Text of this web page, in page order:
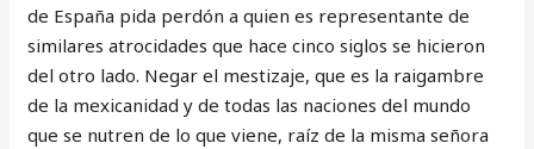
de España pida perdón a quien es representante de
similares atrocidades que hace cinco siglos se hicieron
del otro lado. Negar el mestizaje, que es la raigambre
de la mexicanidad y de todas las naciones del mundo
que se nutren de lo que viene, raíz de la misma señora